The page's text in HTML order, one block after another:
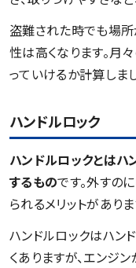
盗難された時でも場所
性は高くなります。月
っていけるか計算しまし
ハンドルロック
ハンドルロックとは
するものです。外すの
られるメリットがありま
ハンドルロックはハン
くありますが、エンジ